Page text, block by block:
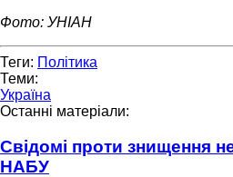
Фото: УНІАН
Теги: Політика
Теми:
Україна
Останні матеріали:
Свідомі проти знищення
НАБУ